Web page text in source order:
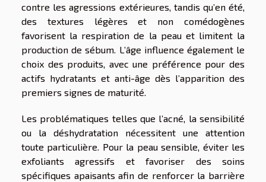
contre les agressions extérieures, tandis qu’en été,
des textures légères et non comédogènes
favorisent la respiration de la peau et limitent la
production de sébum. L’âge influence également le
choix des produits, avec une préférence pour des
actifs hydratants et anti-âge dès l’apparition des
premiers signes de maturité.
Les problématiques telles que l’acné, la sensibilité
ou la déshydratation nécessitent une attention
toute particulière. Pour la peau sensible, éviter les
exfoliants agressifs et favoriser des soins
spécifiques apaisants afin de renforcer la barrière